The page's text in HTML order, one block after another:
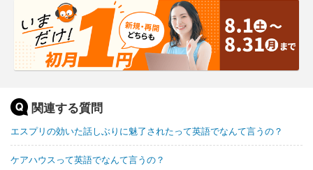
関連する質問
エスプリの効いた話しぶりに魅了されたって英語でなんて言うの？
ケアハウスって英語でなんて言うの？